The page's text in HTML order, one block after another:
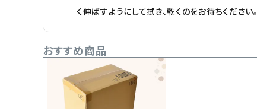
く伸ばすようにして拭き、乾くのをお待ちください。
おすすめ商品